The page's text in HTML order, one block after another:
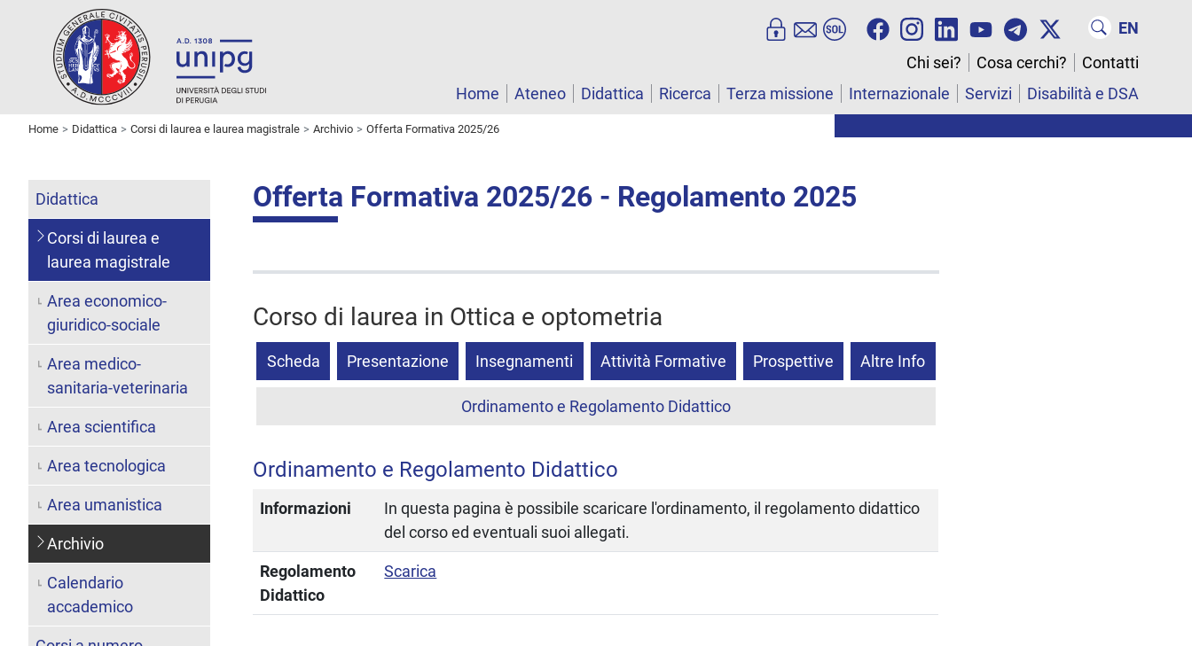
EN
Chi sei?
Cosa cerchi?
Contatti
Home
Ateneo Didattica Ricerca Terza missione Internazionale Servizi Disabilità e DSA
Home Didattica Corsi di laurea e laurea magistrale Archivio Offerta Formativa 2025/26
Offerta Formativa 2025/26 - Regolamento 2025
Corso di laurea in Ottica e optometria
Scheda Presentazione Insegnamenti Attività Formative Prospettive Altre Info
Ordinamento e Regolamento Didattico
Ordinamento e Regolamento Didattico
Informazioni
In questa pagina è possibile scaricare l'ordinamento, il regolamento didattico
del corso ed eventuali suoi allegati.
Regolamento
Didattico
Scarica
Didattica
Corsi di laurea e
laurea magistrale
Area economico-
giuridico-sociale
Area medico-
sanitaria-veterinaria
Area scientifica
Area tecnologica
Area umanistica
Archivio
Calendario
accademico